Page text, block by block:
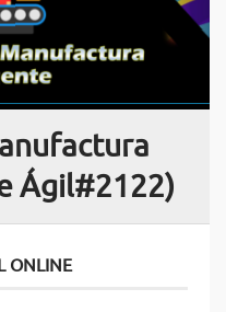
Ágil#2122)
ONLINE